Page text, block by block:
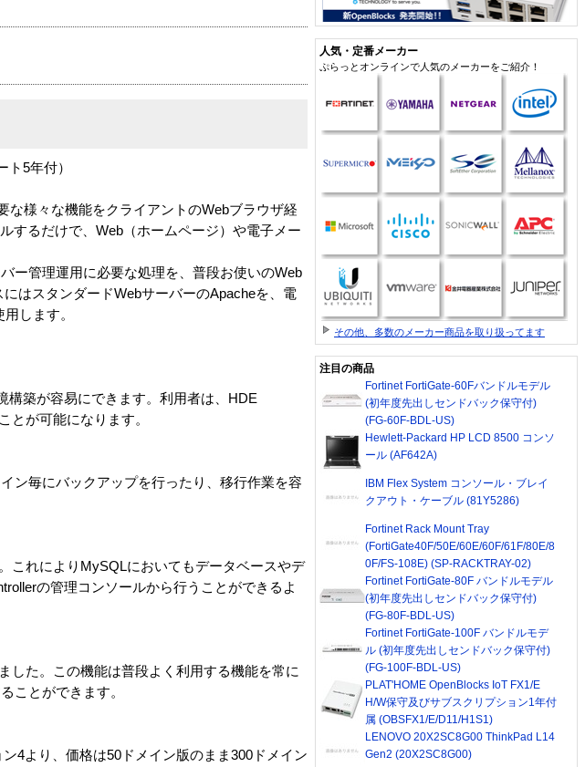
5年付）
な様々な機能をクライアントのWebブラウザ経
するだけで、Web（ホームページ）や電子メー
ー管理運用に必要な処理を、普段お使いのWeb
はスタンダードWebサーバーのApacheを、電
します。
構築が容易にできます。利用者は、HDE
とが可能になります。
ン毎にバックアップを行ったり、移行作業を容
これによりMySQLにおいてもデータベースやデ
の管理コンソールから行うことができるよ
した。この機能は普段よく利用する機能を常に
ことができます。
4より、価格は50ドメイン版のまま300ドメイン
人気・定番メーカー
ぷらっとオンラインで人気のメーカーをご紹介！
その他、多数のメーカー商品を取り扱ってます
注目の商品
Fortinet FortiGate-60Fバンドルモデル
(初年度先出しセンドバック保守付)
(FG-60F-BDL-US)
Hewlett-Packard HP LCD 8500 コンソ
ール (AF642A)
IBM Flex System コンソール・ブレイ
クアウト・ケーブル (81Y5286)
Fortinet Rack Mount Tray
(FortiGate40F/50E/60E/60F/61F/80E/8
0F/FS-108E) (SP-RACKTRAY-02)
Fortinet FortiGate-80F バンドルモデル
(初年度先出しセンドバック保守付)
(FG-80F-BDL-US)
Fortinet FortiGate-100F バンドルモデ
ル (初年度先出しセンドバック保守付)
(FG-100F-BDL-US)
PLAT'HOME OpenBlocks IoT FX1/E
H/W保守及びサブスクリプション1年付
属 (OBSFX1/E/D11/H1S1)
LENOVO 20X2SC8G00 ThinkPad L14
Gen2 (20X2SC8G00)